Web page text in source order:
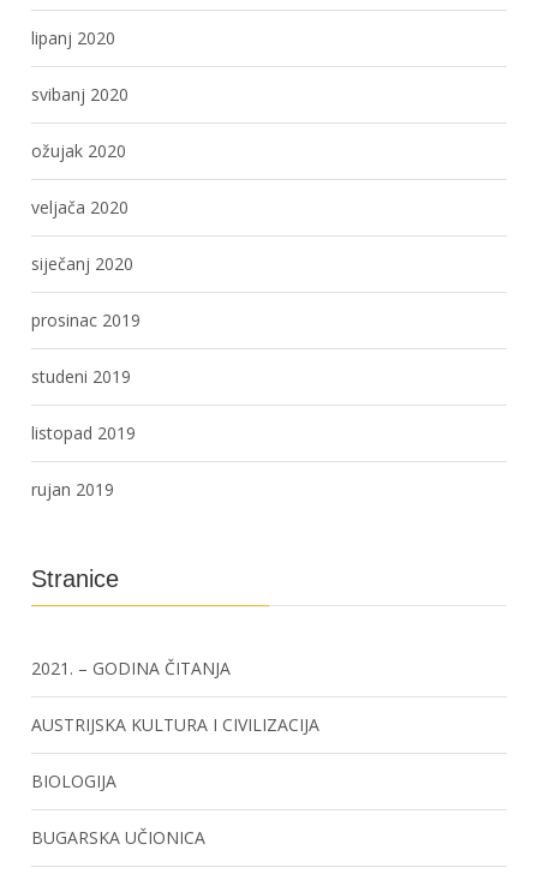
lipanj 2020
svibanj 2020
ožujak 2020
veljača 2020
siječanj 2020
prosinac 2019
studeni 2019
listopad 2019
rujan 2019
Stranice
2021. – GODINA ČITANJA
AUSTRIJSKA KULTURA I CIVILIZACIJA
BIOLOGIJA
BUGARSKA UČIONICA